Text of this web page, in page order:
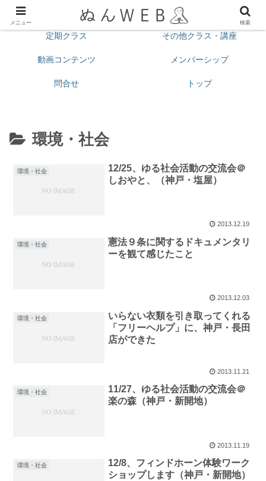
プロフィール 今月の予定
定期クラス その他クラス・講座
動画コンテンツ メンバーシップ
問合せ トップ
環境・社会
環境・社会
12/25、ゆる社会活動の交流会＠
しおやと、（神戸・塩屋）
2013.12.19
環境・社会
憲法９条に関するドキュメンタリ
ーを観て感じたこと
2013.12.03
環境・社会
いらない衣類を引き取ってくれる
「フリーヘルプ」に、神戸・長田
店ができた
2013.11.21
環境・社会
11/27、ゆる社会活動の交流会＠
楽の森（神戸・新開地）
2013.11.19
環境・社会
12/8、フィンドホーン体験ワーク
ショップします（神戸・新開地）
メニュー 検索